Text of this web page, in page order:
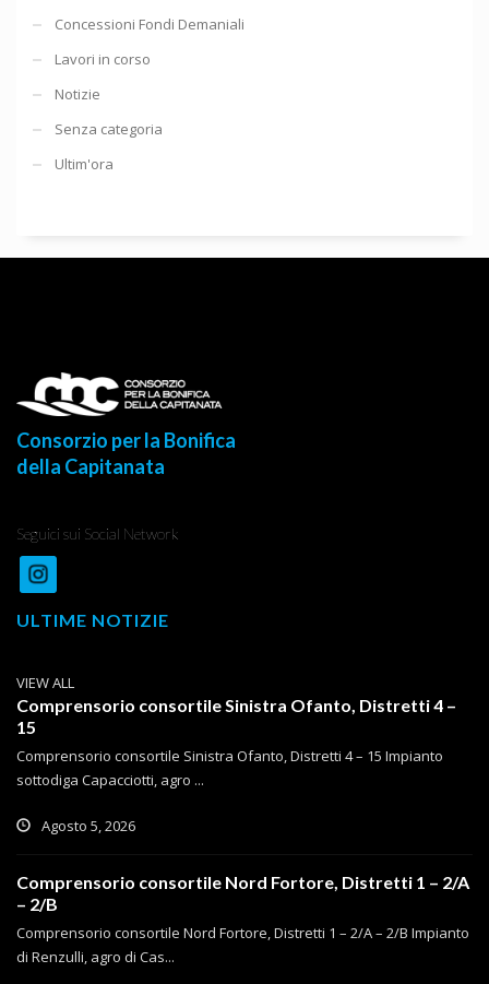
Concessioni Fondi Demaniali
Lavori in corso
Notizie
Senza categoria
Ultim'ora
Consorzio per la Bonifica
della Capitanata
Seguici sui Social Network
ULTIME NOTIZIE
VIEW ALL
Comprensorio consortile Sinistra Ofanto, Distretti 4 –
15
Comprensorio consortile Sinistra Ofanto, Distretti 4 – 15 Impianto
sottodiga Capacciotti, agro ...
Agosto 5, 2026
Comprensorio consortile Nord Fortore, Distretti 1 – 2/A
– 2/B
Comprensorio consortile Nord Fortore, Distretti 1 – 2/A – 2/B Impianto
di Renzulli, agro di Cas...